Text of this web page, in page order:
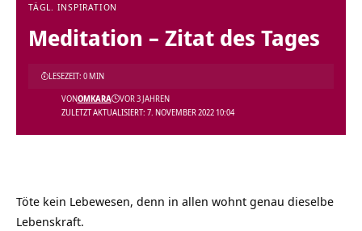
TÄGL. INSPIRATION
Meditation – Zitat des Tages
ZULETZT AKTUALISIERT: 7. NOVEMBER 2022 10:04
VONOMKARA VOR 3 JAHREN
LESEZEIT: 0 MIN
Töte kein Lebewesen, denn in allen wohnt genau dieselbe
Lebenskraft.